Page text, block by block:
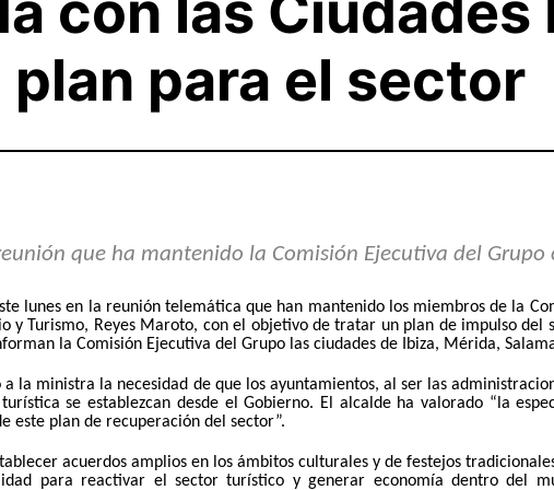
para el sector
que ha mantenido la Comisión Ejecutiva del
lunes en la reunión telemática que han mantenido los miembros de la
y Turismo, Reyes Maroto, con el objetivo de tratar un plan de impulso
la Comisión Ejecutiva del Grupo las ciudades de Ibiza, Mérida,
la ministra la necesidad de que los ayuntamientos, al ser las
se establezcan desde el Gobierno. El alcalde ha valorado “la
este plan de recuperación del sector”.
acuerdos amplios en los ámbitos culturales y de festejos
para reactivar el sector turístico y generar economía dentro del